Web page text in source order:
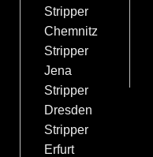
Stripper
Chemnitz
Stripper
Jena
Stripper
Dresden
Stripper
Erfurt